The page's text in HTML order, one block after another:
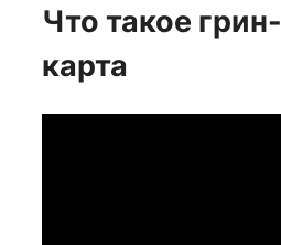
Что такое грин-
карта